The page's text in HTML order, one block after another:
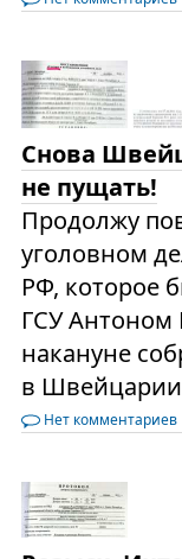
Снова
не пущать!
Продолжу
уголовном
РФ, которое
ГСУ Антоном
накануне
в Швейцарии
Нет комментариев